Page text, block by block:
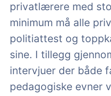
privatlærere med
minimum må alle
politiattest og
sine. I tillegg
intervjuer der både
pedagogiske evner